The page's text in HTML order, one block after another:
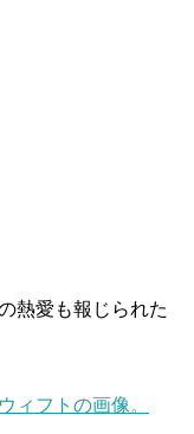
熱愛も報じられた
ィフトの画像。